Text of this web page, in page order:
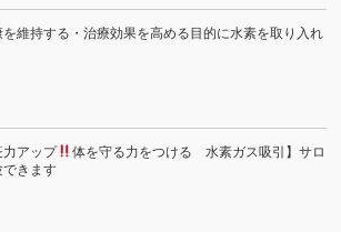
を維持する・治療効果を高める目的に水素を取り入れ
力アップ
体を守る力をつける 水素ガス吸引】サロ
できます